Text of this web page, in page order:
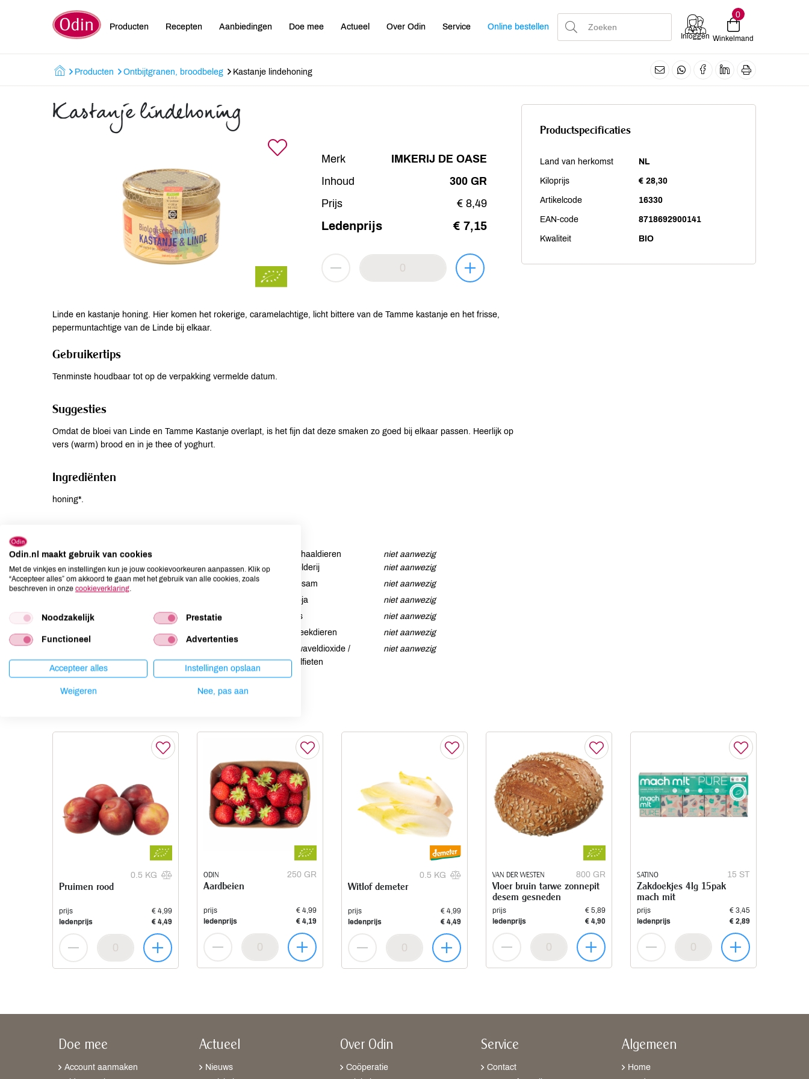
Producten Recepten Aanbiedingen Doe mee Actueel Over Odin Service Online bestellen
Inloggen
0
Winkelmand
Producten Ontbijtgranen, broodbeleg Kastanje lindehoning
Kastanje lindehoning
Merk
IMKERIJ DE OASE
Inhoud
300 GR
Prijs
€ 8,49
Ledenprijs € 7,15
Linde en kastanje honing. Hier komen het rokerige, caramelachtige, licht bittere van de Tamme kastanje en het frisse,
pepermuntachtige van de Linde bij elkaar.
Gebruikertips
Tenminste houdbaar tot op de verpakking vermelde datum.
Suggesties
Omdat de bloei van Linde en Tamme Kastanje overlapt, is het fijn dat deze smaken zo goed bij elkaar passen. Heerlijk op
vers (warm) brood en in je thee of yoghurt.
Ingrediënten
honing*.
Aardnoten
niet aanwezig
Ei
niet aanwezig
Gluten
Lupine
niet aanwezig
Mosterd
niet aanwezig
Schaaldieren
niet aanwezig
Selderij
niet aanwezig
Sesam
niet aanwezig
Soja
niet aanwezig
Vis
niet aanwezig
Weekdieren
niet aanwezig
Zwaveldioxide /
sulfieten
niet aanwezig
Productspecificaties
Land van herkomst NL
Kiloprijs € 28,30
Artikelcode 16330
EAN-code 8718692900141
Kwaliteit BIO
0.5 KG
Pruimen rood
prijs
€ 4,99
ledenprijs
€ 4,49
ODIN 250 GR
Aardbeien
prijs
€ 4,99
ledenprijs
€ 4,19
0.5 KG
Witlof demeter
prijs
€ 4,99
ledenprijs
€ 4,49
VAN DER WESTEN 800 GR
Vloer bruin tarwe zonnepit
desem gesneden
prijs
€ 5,89
ledenprijs
€ 4,90
SATINO 15 ST
Zakdoekjes 4lg 15pak
mach mit
prijs
€ 3,45
ledenprijs
€ 2,89
Doe mee
Account aanmaken
Actueel
Nieuws
Over Odin
Coöperatie
Service
Contact
Algemeen
Home
Odin.nl maakt gebruik van cookies
Met de vinkjes en instellingen kun je jouw cookievoorkeuren aanpassen. Klik op
“Accepteer alles” om akkoord te gaan met het gebruik van alle cookies, zoals
beschreven in onze cookieverklaring.
Noodzakelijk Prestatie
Functioneel Advertenties
Accepteer alles Instellingen opslaan
Weigeren Nee, pas aan